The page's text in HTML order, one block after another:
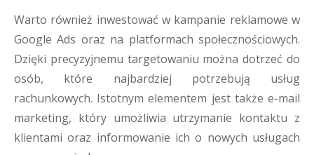
Warto również inwestować w kampanie reklamowe w
Google Ads oraz na platformach społecznościowych.
Dzięki precyzyjnemu targetowaniu można dotrzeć do
osób, które najbardziej potrzebują usług
rachunkowych. Istotnym elementem jest także e-mail
marketing, który umożliwia utrzymanie kontaktu z
klientami oraz informowanie ich o nowych usługach